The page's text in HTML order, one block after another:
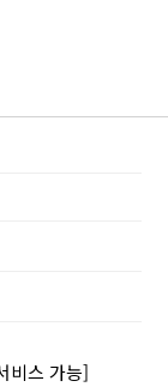
비스 가능]